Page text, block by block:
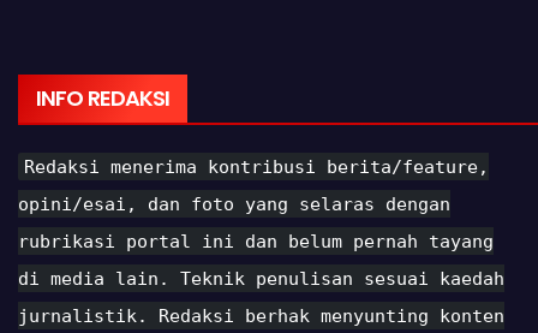
INFO REDAKSI
Redaksi menerima kontribusi berita/feature,
opini/esai, dan foto yang selaras dengan
rubrikasi portal ini dan belum pernah tayang
di media lain. Teknik penulisan sesuai kaedah
jurnalistik. Redaksi berhak menyunting konten